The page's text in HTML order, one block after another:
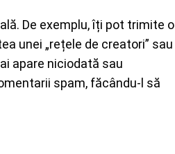
De exemplu, îți pot trimite o
unei „rețele de creatori” sau
apare niciodată sau
spam, făcându-l să